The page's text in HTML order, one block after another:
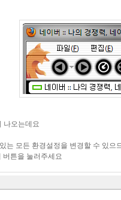
나오는데요
는 모든 환경설정을 변경할 수 있
튼을 눌러주세요